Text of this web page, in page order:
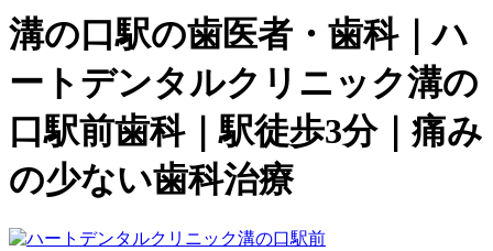
溝の口駅の歯医者・歯科｜ハ
ートデンタルクリニック溝の
口駅前歯科｜駅徒歩3分｜痛み
の少ない歯科治療